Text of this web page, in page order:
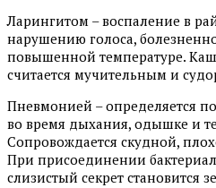
Ларингитом – воспаление в
нарушению голоса,
повышенной температуре.
считается мучительным и
Пневмонией – определяется
во время дыхания, одышке и
Сопровождается скудной,
При присоединении
слизистый секрет становится